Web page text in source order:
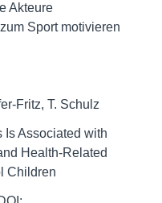
Akteure
Sport motivieren
Fritz, T. Schulz
Is Associated with
Health-Related
Children